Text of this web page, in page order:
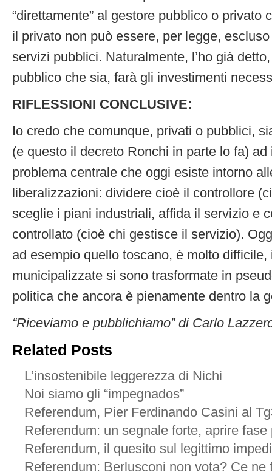
“direttamente” al gestore pubblico o privato
il privato non può essere, per legge,
servizi pubblici. Naturalmente, l’ho già
pubblico che sia, farà gli investimenti
RIFLESSIONI CONCLUSIVE:
Io credo che comunque, privati o pubblici,
(e questo il decreto Ronchi in parte lo fa) ad
problema centrale che oggi esiste intorno
liberalizzazioni: dividere cioè il controllore
sceglie i piani industriali, affida il servizio e
controllato (cioè chi gestisce il servizio).
ad esempio quello toscano, è molto difficile,
municipalizzate si sono trasformate in
politica che ancora è pienamente dentro la
“Riceviamo e pubblichiamo” di Carlo
Related Posts
L’insostenibile leggerezza di Nichi
Noi siamo gli “impegnados”
Referendum, Pier Ferdinando Casini al
Referendum: un segnale forte, aprire
Referendum, il quesito sul legittimo
Referendum: Berlusconi non vota? Ce ne